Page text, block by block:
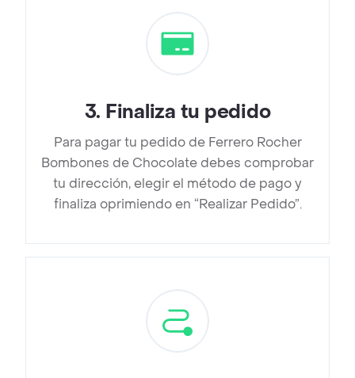
3. Finaliza tu pedido
Para pagar tu pedido de Ferrero Rocher
Bombones de Chocolate debes comprobar
tu dirección, elegir el método de pago y
finaliza oprimiendo en “Realizar Pedido”.